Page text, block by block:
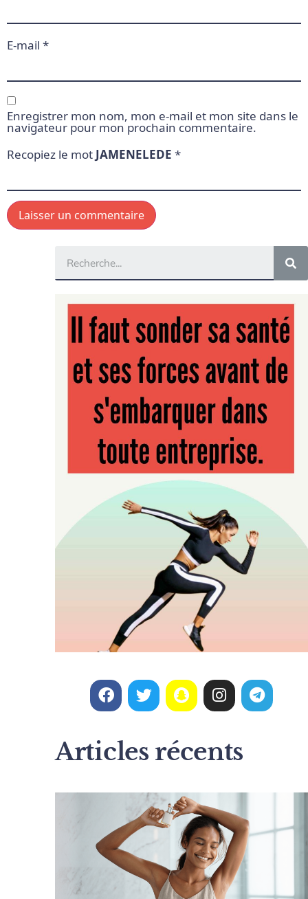
E-mail *
Enregistrer mon nom, mon e-mail et mon site dans le
navigateur pour mon prochain commentaire.
Recopiez le mot JAMENELEDE *
Articles récents